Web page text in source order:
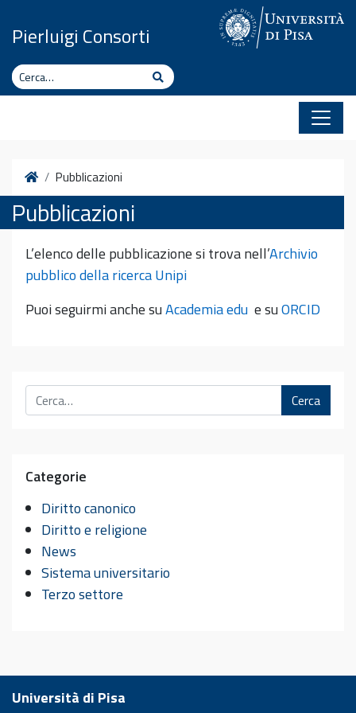
Pierluigi Consorti
Cerca Cerca
HomePubblicazioni
Pubblicazioni
L’elenco delle pubblicazione si trova nell’Archivio
pubblico della ricerca Unipi
Puoi seguirmi anche suAcademia edu e suORCID
Cerca
Categorie
Diritto canonico
Diritto e religione
News
Sistema universitario
Terzo settore
Università di Pisa